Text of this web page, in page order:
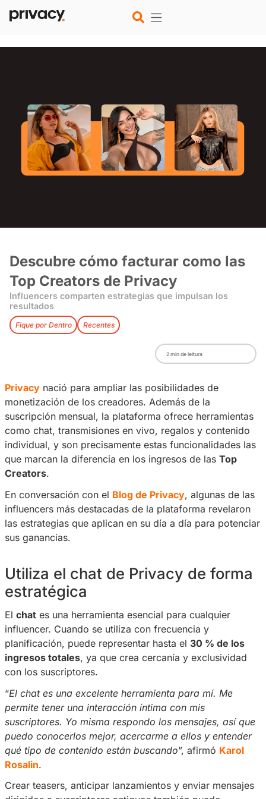
Descubre cómo facturar
Top Creators de Privacy
resultados
Fique por Dentro Recentes
2 min de leitura
monetización de los creadores. Además de la
suscripción mensual, la plataforma ofrece
como chat, transmisiones en vivo, regalos y
que marcan la diferencia en los ingresos de
Creators.
En conversación con elBlog de Privacy
influencers más destacadas de la plataforma
las estrategias que aplican en su día a día
sus ganancias.
Utiliza el chat de Privacy de
estratégica
Elchat
influencer. Cuando se utiliza con frecuencia y